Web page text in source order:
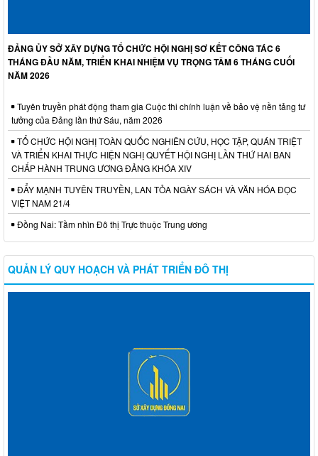
ĐẢNG ỦY SỞ XÂY DỰNG TỔ CHỨC HỘI NGHỊ SƠ KẾT CÔNG TÁC 6
THÁNG ĐẦU NĂM, TRIỂN KHAI NHIỆM VỤ TRỌNG TÂM 6 THÁNG CUỐI
NĂM 2026
Tuyên truyền phát động tham gia Cuộc thi chính luận về bảo vệ nền tảng tư
tưởng của Đảng lần thứ Sáu, năm 2026
TỔ CHỨC HỘI NGHỊ TOÀN QUỐC NGHIÊN CỨU, HỌC TẬP, QUÁN TRIỆT
VÀ TRIỂN KHAI THỰC HIỆN NGHỊ QUYẾT HỘI NGHỊ LẦN THỨ HAI BAN
CHẤP HÀNH TRUNG ƯƠNG ĐẢNG KHÓA XIV
ĐẨY MẠNH TUYÊN TRUYỀN, LAN TỎA NGÀY SÁCH VÀ VĂN HÓA ĐỌC
VIỆT NAM 21/4
Đồng Nai: Tầm nhìn Đô thị Trực thuộc Trung ương
QUẢN LÝ QUY HOẠCH VÀ PHÁT TRIỂN ĐÔ THỊ